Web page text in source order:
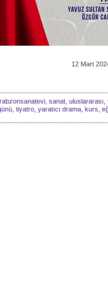
12 Mart
sanat,
tiyatro, yaratıcı drama, kurs,